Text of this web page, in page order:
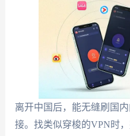
离开中国后，能无缝刷国
接。找类似穿梭的VPN时